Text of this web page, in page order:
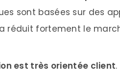
sont basées sur des
réduit fortement le
est très orientée client